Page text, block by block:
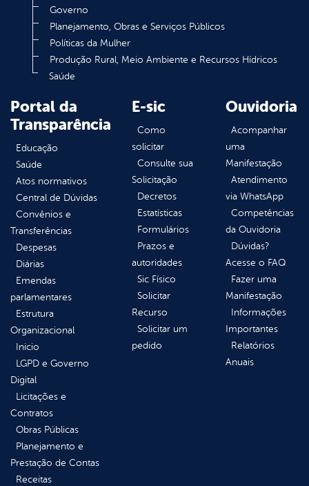
Governo
Planejamento, Obras e Serviços Públicos
Políticas da Mulher
Produção Rural, Meio Ambiente e Recursos Hídricos
Saúde
Portal da
Transparência
Educação
Saúde
Atos normativos
Central de Dúvidas
Convênios e
Transferências
Despesas
Diárias
Emendas
parlamentares
Estrutura
Organizacional
Inicio
LGPD e Governo
Digital
Licitações e
Contratos
Obras Públicas
Planejamento e
Prestação de Contas
Receitas
E-sic
Como
solicitar
Consulte sua
Solicitação
Decretos
Estatísticas
Formulários
Prazos e
autoridades
Sic Físico
Solicitar
Recurso
Solicitar um
pedido
Ouvidoria
Acompanhar
uma
Manifestação
Atendimento
via WhatsApp
Competências
da Ouvidoria
Dúvidas?
Acesse o FAQ
Fazer uma
Manifestação
Informações
Importantes
Relatórios
Anuais